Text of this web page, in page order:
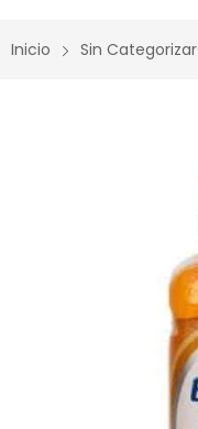
Inicio Sin Categorizar